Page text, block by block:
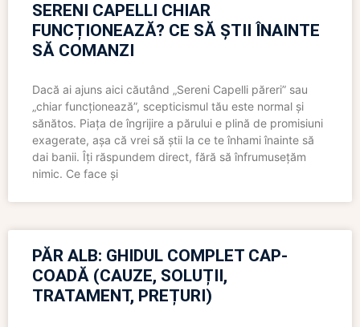
SERENI CAPELLI CHIAR
FUNCȚIONEAZĂ? CE SĂ ȘTII ÎNAINTE
SĂ COMANZI
Dacă ai ajuns aici căutând „Sereni Capelli păreri” sau
„chiar funcționează”, scepticismul tău este normal și
sănătos. Piața de îngrijire a părului e plină de promisiuni
exagerate, așa că vrei să știi la ce te înhami înainte să
dai banii. Îți răspundem direct, fără să înfrumusețăm
nimic. Ce face și
PĂR ALB: GHIDUL COMPLET CAP-
COADĂ (CAUZE, SOLUȚII,
TRATAMENT, PREȚURI)